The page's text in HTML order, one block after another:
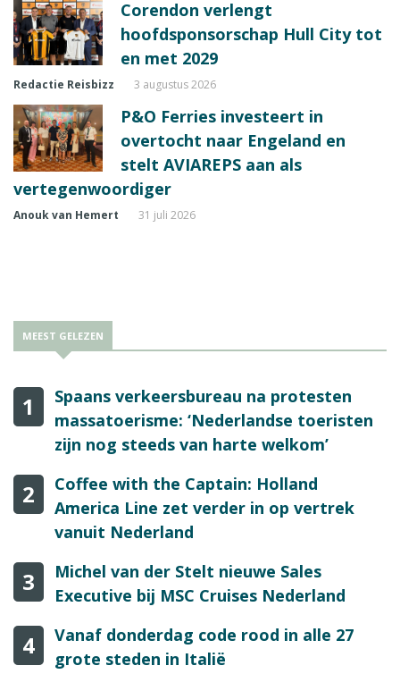
Corendon verlengt
hoofdsponsorschap Hull City tot
en met 2029
Redactie Reisbizz 3 augustus 2026
P&O Ferries investeert in
overtocht naar Engeland en
stelt AVIAREPS aan als
vertegenwoordiger
Anouk van Hemert 31 juli 2026
MEEST GELEZEN
1
Spaans verkeersbureau na protesten
massatoerisme: ‘Nederlandse toeristen
zijn nog steeds van harte welkom’
2
Coffee with the Captain: Holland
America Line zet verder in op vertrek
vanuit Nederland
3
Michel van der Stelt nieuwe Sales
Executive bij MSC Cruises Nederland
4
Vanaf donderdag code rood in alle 27
grote steden in Italië